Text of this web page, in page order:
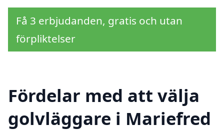
Få 3 erbjudanden, gratis och utan
förpliktelser
Fördelar med att välja
golvläggare i Mariefred